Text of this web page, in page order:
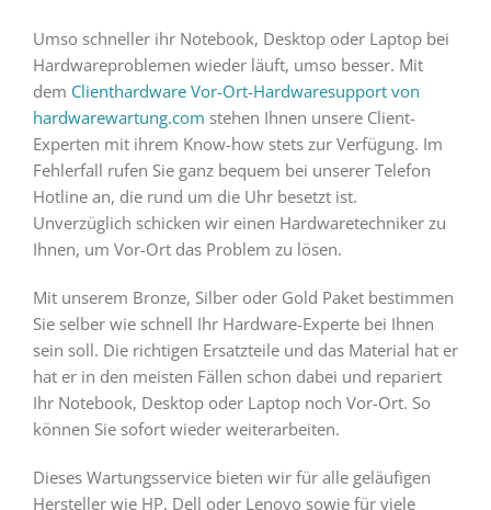
Umso schneller ihr Notebook, Desktop oder Laptop bei
Hardwareproblemen wieder läuft, umso besser. Mit
dem Clienthardware Vor-Ort-Hardwaresupport von
hardwarewartung.com stehen Ihnen unsere Client-
Experten mit ihrem Know-how stets zur Verfügung. Im
Fehlerfall rufen Sie ganz bequem bei unserer Telefon
Hotline an, die rund um die Uhr besetzt ist.
Unverzüglich schicken wir einen Hardwaretechniker zu
Ihnen, um Vor-Ort das Problem zu lösen.
Mit unserem Bronze, Silber oder Gold Paket bestimmen
Sie selber wie schnell Ihr Hardware-Experte bei Ihnen
sein soll. Die richtigen Ersatzteile und das Material hat er
hat er in den meisten Fällen schon dabei und repariert
Ihr Notebook, Desktop oder Laptop noch Vor-Ort. So
können Sie sofort wieder weiterarbeiten.
Dieses Wartungsservice bieten wir für alle geläufigen
Hersteller wie HP, Dell oder Lenovo sowie für viele